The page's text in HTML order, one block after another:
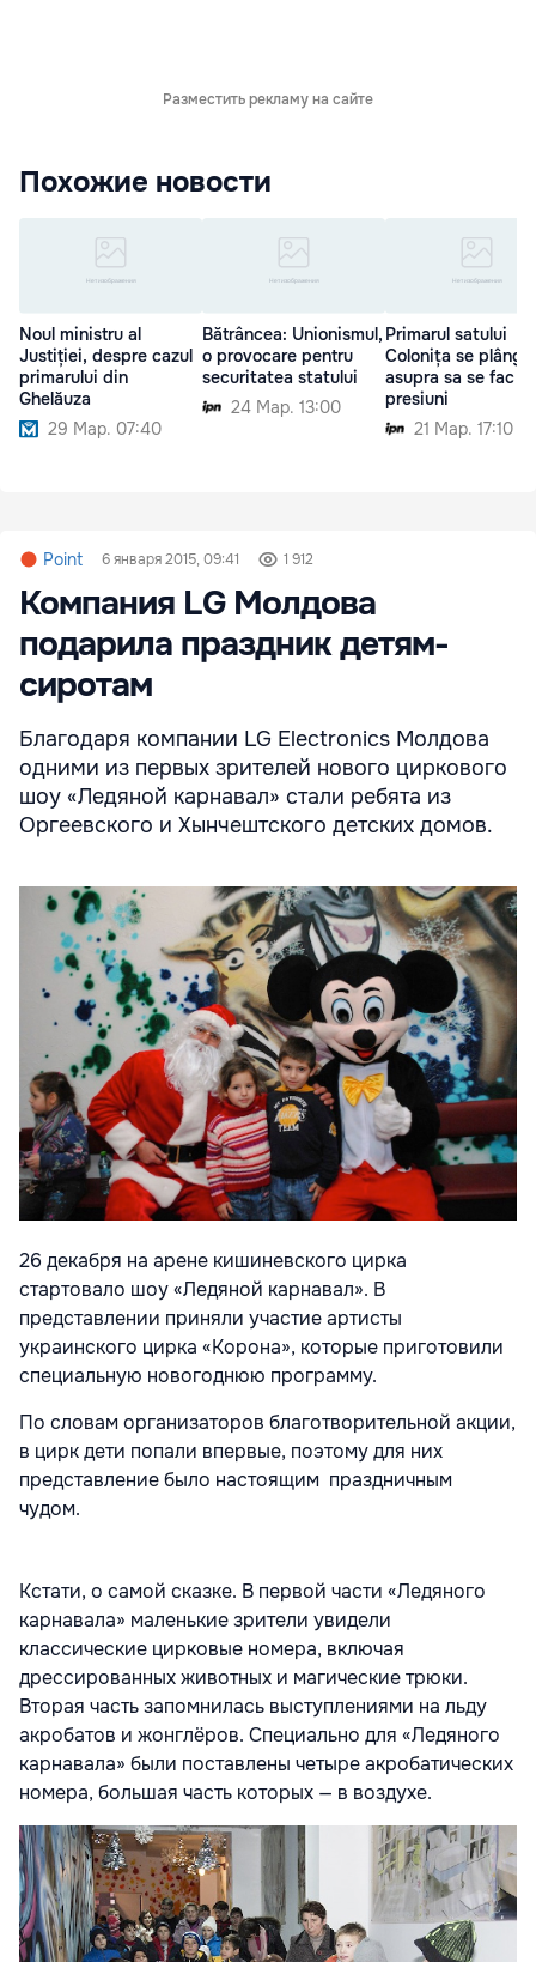
Разместить рекламу на сайте
Похожие новости
Noul ministru al
Justiției, despre cazul
primarului din
Ghelăuza
29 Мар. 07:40
Bătrâncea: Unionismul,
o provocare pentru
securitatea statului
24 Мар. 13:00
Primarul satului
Colonița se
asupra sa se fac
presiuni
21 Мар. 17:10
Point 6 января 2015, 09:41 1 912
Компания LG Молдова
подарила праздник детям-
сиротам
Благодаря компании LG Electronics Молдова
одними из первых зрителей нового циркового
шоу «Ледяной карнавал» стали ребята из
Оргеевского и Хынчештского детских домов.
26 декабря на арене кишиневского цирка
стартовало шоу «Ледяной карнавал». В
представлении приняли участие артисты
украинского цирка «Корона», которые приготовили
специальную новогоднюю программу.
По словам организаторов благотворительной акции,
в цирк дети попали впервые, поэтому для них
представление было настоящим праздничным
чудом.
Кстати, о самой сказке. В первой части «Ледяного
карнавала» маленькие зрители увидели
классические цирковые номера, включая
дрессированных животных и магические трюки.
Вторая часть запомнилась выступлениями на льду
акробатов и жонглёров. Специально для «Ледяного
карнавала» были поставлены четыре акробатических
номера, большая часть которых — в воздухе.